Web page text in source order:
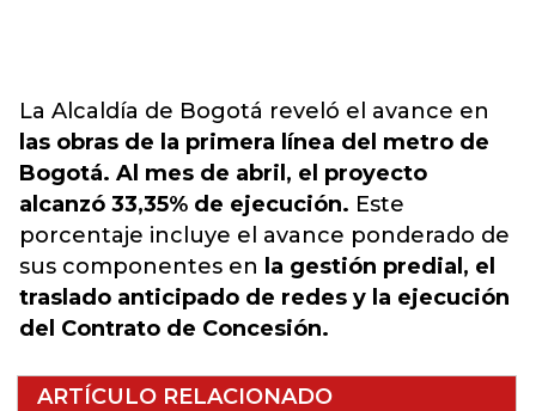
La Alcaldía de Bogotá reveló el avance en
las obras de la primera línea del metro de
Bogotá. Al mes de abril, el proyecto
alcanzó 33,35% de ejecución. Este
porcentaje incluye el avance ponderado de
sus componentes en la gestión predial, el
traslado anticipado de redes y la ejecución
del Contrato de Concesión.
ARTÍCULO RELACIONADO